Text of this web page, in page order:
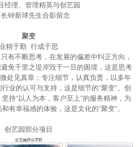
经理、管理精英与创艺园
钟新球先生合影留念
聚变
业精于勤 行成于思
有不断思考，在发展的偏差中纠正方向，
免千里之堤岸毁于一旦的困境，这是思考
处见真章；专注细节，认真负责，以多年
业的认可与支持，这是细节的“聚变”。创
持“以人为本，客户至上”的服务精神，为
有幸福感的体验，这是文化的“聚变”。
创艺园部分项目